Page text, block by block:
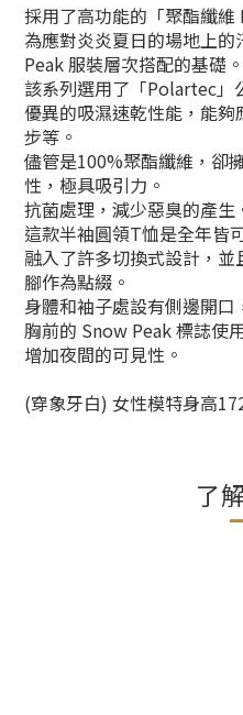
採用了高功能的「聚酯纖
為應對炎炎夏日的場地上
Peak 服裝層次搭配的基礎。
該系列選用了「Polartec」
優異的吸濕速乾性能，能
步等。
儘管是100%聚酯纖維，卻
性，極具吸引力。
抗菌處理，減少惡臭的產生
這款半袖圓領T恤是全年皆
融入了許多切換式設計，
腳作為點綴。
身體和袖子處設有側邊開口
胸前的 Snow Peak 標誌使
增加夜間的可見性。
(穿象牙白) 女性模特身高
了